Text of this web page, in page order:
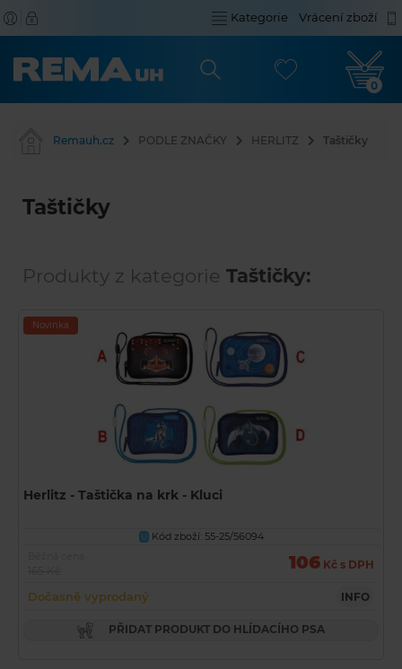
Kategorie Vrácení zboží
0
Remauh.cz PODLE ZNAČKY HERLITZ Taštičky
Taštičky
Produkty z kategorie Taštičky:
Novinka
Herlitz - Taštička na krk - Kluci
U Kód zboží: 55-25/56094
106 Kč s DPH
Dočasně vyprodaný INFO
PŘIDAT PRODUKT DO HLÍDACÍHO PSA